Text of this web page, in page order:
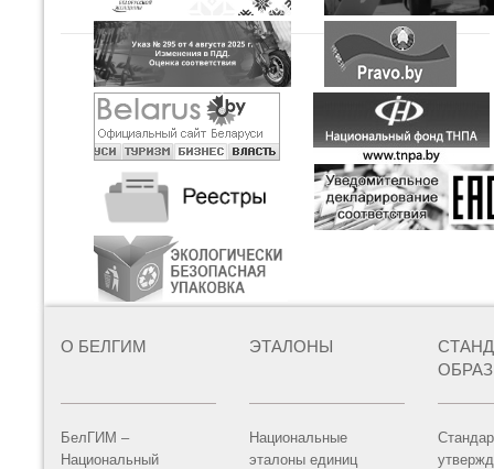
О БЕЛГИМ
БелГИМ –
Национальный
ЭТАЛОНЫ
Национальные
эталоны единиц